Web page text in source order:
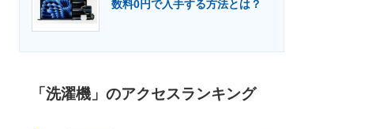
数料0円で入手する方法とは？
「洗濯機」のアクセスランキング